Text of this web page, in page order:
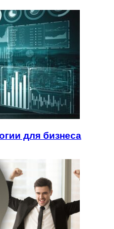
для бизнеса